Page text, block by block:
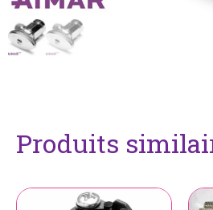
Produits